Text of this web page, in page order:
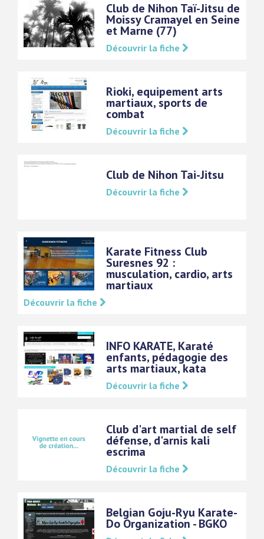
Club de Nihon Taï-Jitsu de
Moissy Cramayel en Seine
et Marne (77)
Découvrir la fiche
Rioki, equipement arts
martiaux, sports de
combat
Découvrir la fiche
Club de Nihon Tai-Jitsu
Découvrir la fiche
Karate Fitness Club
Suresnes 92 :
musculation, cardio, arts
martiaux
Découvrir la fiche
INFO KARATE, Karaté
enfants, pédagogie des
arts martiaux, kata
Découvrir la fiche
Club d'art martial de self
défense, d'arnis kali
escrima
Découvrir la fiche
Belgian Goju-Ryu Karate-
Do Organization - BGKO